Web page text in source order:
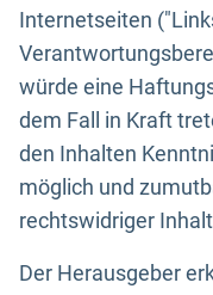
Internetseiten
würde eine
dem Fall in Kraft
den Inhalten
möglich und
rechtswidriger
Der Herausgeber